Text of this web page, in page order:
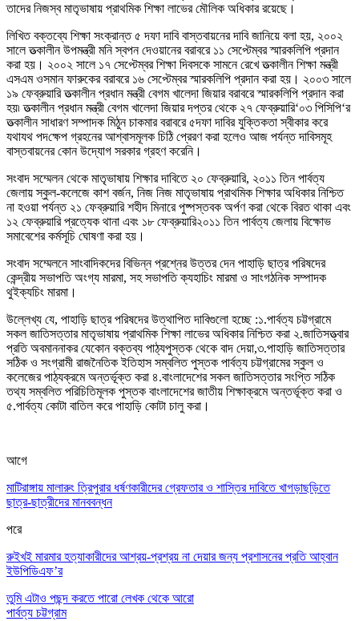
তাদের নিজস্ব মাতৃভাষায় প্রাথমিক শিক্ষা লাভের মৌলিক অধিকার রয়েছে।
লিখিত বক্তব্যে শিক্ষা সংক্রান্ত ৫ দফা দাবি বাস্তবায়নের দাবি জানিয়ে বলা হয়, ২০০২
সালে তত্‍কালীন উপমন্ত্রী মনি স্বপন দেওয়ানের বরাবরে ১১ সেপ্টেম্বর স্মারকলিপি প্রদান
করা হয় । ২০০২ সালে ১৭ সেপ্টেম্বর শিক্ষা দিবসকে সামনে রেখে তত্‍কালীন শিক্ষা মন্ত্রী
এসএম ওসমান ফারুকের বরাবরে ১৬ সেপ্টেম্বর স্মারকলিপি প্রদান করা হয় । ২০০৩ সালে
১৯ ফেব্রুয়ারি তত্‍কালীন প্রধান মন্ত্রী বেগম খালেদা জিয়ার বরাবরে স্মারকলিপি প্রদান করা
হয়৷ তত্‍কালীন প্রধান মন্ত্রী বেগম খালেদা জিয়ার দপ্তর থেকে ২৭ ফেব্রুয়ারি‘০৩ পিসিপি‘র
তত্‍কালীন সাধারণ সম্পাদক মিঠুন চাকমার বরাবরে ৫দফা দাবির যুক্তিকতা স্বীকার করে
যথাযথ পদক্ষেপ গ্রহনের আশ্বাসমূলক চিঠি প্রেরণ করা হলেও আজ পর্যন্ত দাবিসমূহ
বাস্তবায়নের কোন উদ্যোগ সরকার গ্রহণ করেনি।
সংবাদ সম্মেলন থেকে মাতৃভাষায় শিক্ষার দাবিতে ২০ ফেব্রুয়ারি, ২০১১ তিন পার্বত্য
জেলায় স্কুল-কলেজে কাশ বর্জন, নিজ নিজ মাতৃভাষায় প্রাথমিক শিক্ষার অধিকার নিশ্চিত
না হওয়া পর্যন্ত ২১ ফেব্রুয়ারি শহীদ মিনারে পুষ্পস্তবক অর্পণ করা থেকে বিরত থাকা এবং
১২ ফেব্রুয়ারি প্রত্যেক থানা এবং ১৮ ফেব্রুয়ারি২০১১ তিন পার্বত্য জেলায় বিক্ষোভ
সমাবেশের কর্মসূচি ঘোষণা করা হয় ।
সংবাদ সম্মেলনে সাংবাদিকদের বিভিন্ন প্রশ্নের উত্তর দেন পাহাড়ি ছাত্র পরিষদের
কেন্দ্রীয় সভাপতি অংগ্য মারমা, সহ সভাপতি ক্যহাচিং মারমা ও সাংগঠনিক সম্পাদক
থুইক্যচিং মারমা ।
উল্লেখ্য যে, পাহাড়ি ছাত্র পরিষদের উত্থাপিত দাবিগুলো হচ্ছে :১.পার্বত্য চট্টগ্রামে
সকল জাতিসত্তার মাতৃভাষায় প্রাথমিক শিক্ষা লাভের অধিকার নিশ্চিত করা ২.জাতিসত্ত্বার
প্রতি অবমাননাকর যেকোন বক্তব্য পাঠ্যপুস্তক থেকে বাদ দেয়া,৩.পাহাড়ি জাতিসত্তার
সঠিক ও সংগ্রামী রাজনৈতিক ইতিহাস সম্বলিত পুস্তক পার্বত্য চট্টগ্রামের স্কুল ও
কলেজের পাঠ্যক্রমে অন্তর্ভূক্ত করা ৪.বাংলাদেশের সকল জাতিসত্তার সংপ্তি সঠিক
তথ্য সম্বলিত পরিচিতিমূলক পুস্তক বাংলাদেশের জাতীয় শিক্ষাক্রমে অন্তর্ভূক্ত করা ও
৫.পার্বত্য কোটা বাতিল করে পাহাড়ি কোটা চালু করা ।
আগে
মাটিরাঙ্গায় মালারুং ত্রিপুরার ধর্ষণকারীদের গ্রেফতার ও শাস্তির দাবিতে খাগড়াছড়িতে
ছাত্র-ছাত্রীদের মানববন্ধন
পরে
রুইখই মারমার হত্যাকারীদের আশ্রয়-প্রশ্রয় না দেয়ার জন্য প্রশাসনের প্রতি আহ্বান
ইউপিডিএফ’র
তুমি এটাও পছন্দ করতে পারো লেখক থেকে আরো
পার্বত্য চট্টগ্রাম